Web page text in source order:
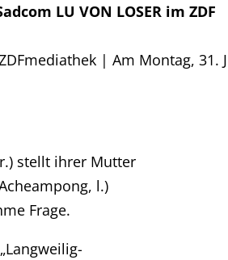
LU VON LOSER im ZDF
| Am Montag, 31.
stellt ihrer Mutter
l.)
Frage.